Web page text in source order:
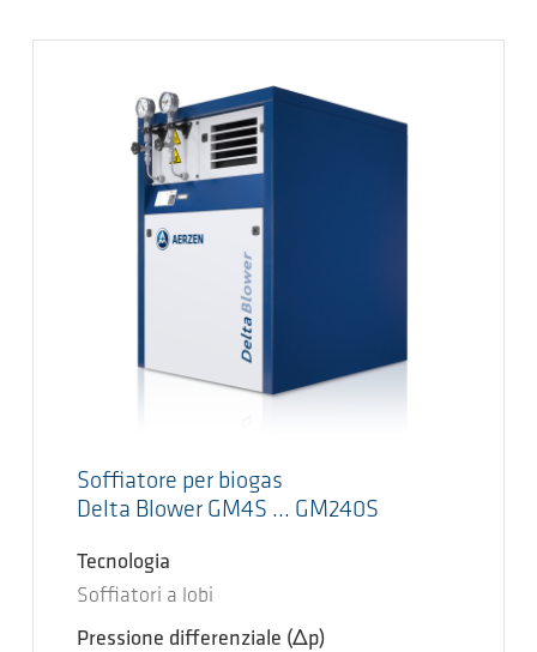
Soffiatore per biogas
Delta Blower GM4S ... GM240S
Tecnologia
Soffiatori a lobi
Pressione differenziale (Δp)